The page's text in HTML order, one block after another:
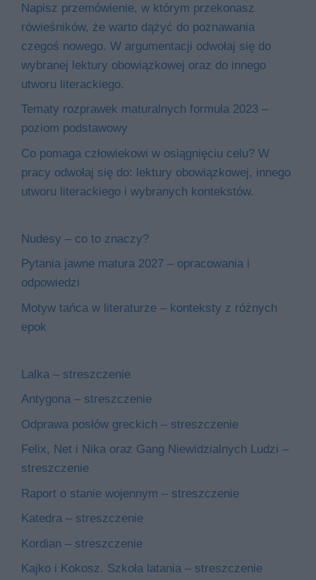
Napisz przemówienie, w którym przekonasz
rówieśników, że warto dążyć do poznawania
czegoś nowego. W argumentacji odwołaj się do
wybranej lektury obowiązkowej oraz do innego
utworu literackiego.
Tematy rozprawek maturalnych formuła 2023 –
poziom podstawowy
Co pomaga człowiekowi w osiągnięciu celu? W
pracy odwołaj się do: lektury obowiązkowej, innego
utworu literackiego i wybranych kontekstów.
Nudesy – co to znaczy?
Pytania jawne matura 2027 – opracowania i
odpowiedzi
Motyw tańca w literaturze – konteksty z różnych
epok
Lalka – streszczenie
Antygona – streszczenie
Odprawa posłów greckich – streszczenie
Felix, Net i Nika oraz Gang Niewidzialnych Ludzi –
streszczenie
Raport o stanie wojennym – streszczenie
Katedra – streszczenie
Kordian – streszczenie
Kajko i Kokosz. Szkoła latania – streszczenie